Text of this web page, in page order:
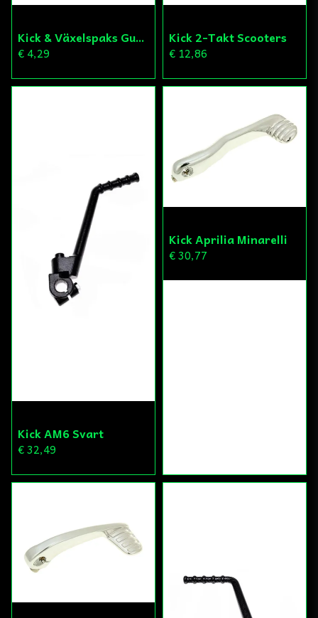
Kick & Växelspaks Gummi
€ 4,29
Kick 2-Takt Scooters
€ 12,86
Kick AM6 Svart
€ 32,49
Kick Aprilia Minarelli
€ 30,77